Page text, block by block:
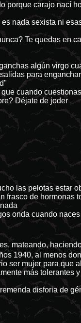
porque carajo nací
nada sexista ni
Te quedas en
algún virgo
para
cuando
Déjate de joder
las pelotas estar
frasco de hormonas
onda cuando
mateando,
1940, al menos
ser mujer para que
más
disforia de